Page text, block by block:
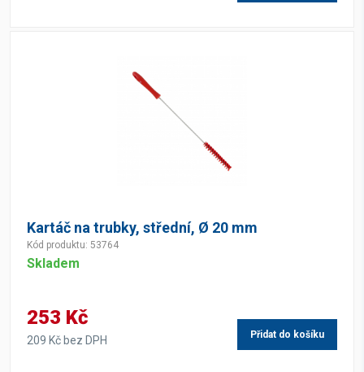
Kartáč na trubky, střední, Ø 20 mm
Kód produktu: 53764
Skladem
253 Kč
209 Kč bez DPH Přidat do košíku